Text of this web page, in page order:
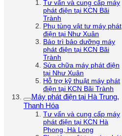
Tư vấn và cung cấp máy
phát điện tại KCN Bãi
Trành
Phụ tùng vật tư máy phát
điện tại Như Xuân
Bảo trì bảo dưỡng máy
phát điện tại KCN Bãi
Trành
Sửa chữa máy phát điện
tại Như Xuân
Hỗ trợ kỹ thuật máy phát
điện tại KCN Bãi Trành
Máy phát điện tại Hà Trung,
Thanh Hóa
Tư vấn và cung cấp máy
phát điện tại KCN Hà
Phong, Hà Long